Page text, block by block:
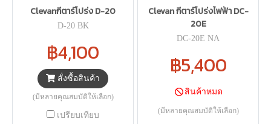
Clevanกีตาร์โปร่ง D-20
D-20 BK
฿4,100
สั่งซื้อสินค้า
(มีหลายคุณสมบัติให้เลือก)
เปรียบเทียบ
Clevan กีตาร์โปร่งไฟฟ้า DC-
20E
DC-20E NA
฿5,400
สินค้าหมด
(มีหลายคุณสมบัติให้เลือก)